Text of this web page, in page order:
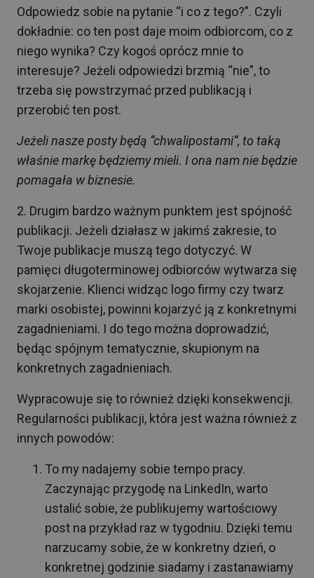
Odpowiedz sobie na pytanie “i co z tego?”. Czyli
dokładnie: co ten post daje moim odbiorcom, co z
niego wynika? Czy kogoś oprócz mnie to
interesuje? Jeżeli odpowiedzi brzmią “nie”, to
trzeba się powstrzymać przed publikacją i
przerobić ten post.
Jeżeli nasze posty będą “chwalipostami”, to taką
właśnie markę będziemy mieli. I ona nam nie będzie
pomagała w biznesie.
2️. Drugim bardzo ważnym punktem jest spójność
publikacji. Jeżeli działasz w jakimś zakresie, to
Twoje publikacje muszą tego dotyczyć. W
pamięci długoterminowej odbiorców wytwarza się
skojarzenie. Klienci widząc logo firmy czy twarz
marki osobistej, powinni kojarzyć ją z konkretnymi
zagadnieniami. I do tego można doprowadzić,
będąc spójnym tematycznie, skupionym na
konkretnych zagadnieniach.
Wypracowuje się to również dzięki konsekwencji.
Regularności publikacji, która jest ważna również z
innych powodów:
To my nadajemy sobie tempo pracy.
Zaczynając przygodę na LinkedIn, warto
ustalić sobie, że publikujemy wartościowy
post na przykład raz w tygodniu. Dzięki temu
narzucamy sobie, że w konkretny dzień, o
konkretnej godzinie siadamy i zastanawiamy